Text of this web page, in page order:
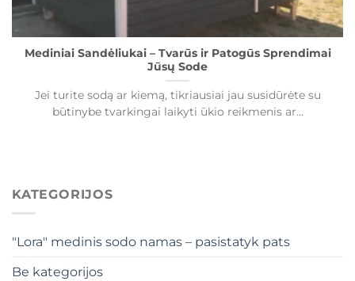
Mediniai Sandėliukai – Tvarūs ir Patogūs Sprendimai
Jūsų Sode
Jei turite sodą ar kiemą, tikriausiai jau susidūrėte su
būtinybe tvarkingai laikyti ūkio reikmenis ar...
KATEGORIJOS
"Lora" medinis sodo namas – pasistatyk pats
Be kategorijos